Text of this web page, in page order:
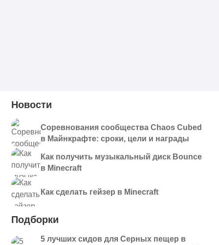
Новости
Соревнования сообщества Chaos Cubed
в Майнкрафте: сроки, цели и награды
Как получить музыкальный диск Bounce
в Minecraft
Как сделать гейзер в Minecraft
Подборки
5 лучших сидов для Серных пещер в